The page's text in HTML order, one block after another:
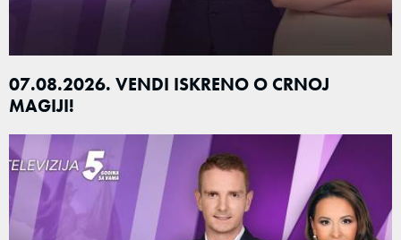
07.08.2026. VENDI ISKRENO O CRNOJ
MAGIJI!